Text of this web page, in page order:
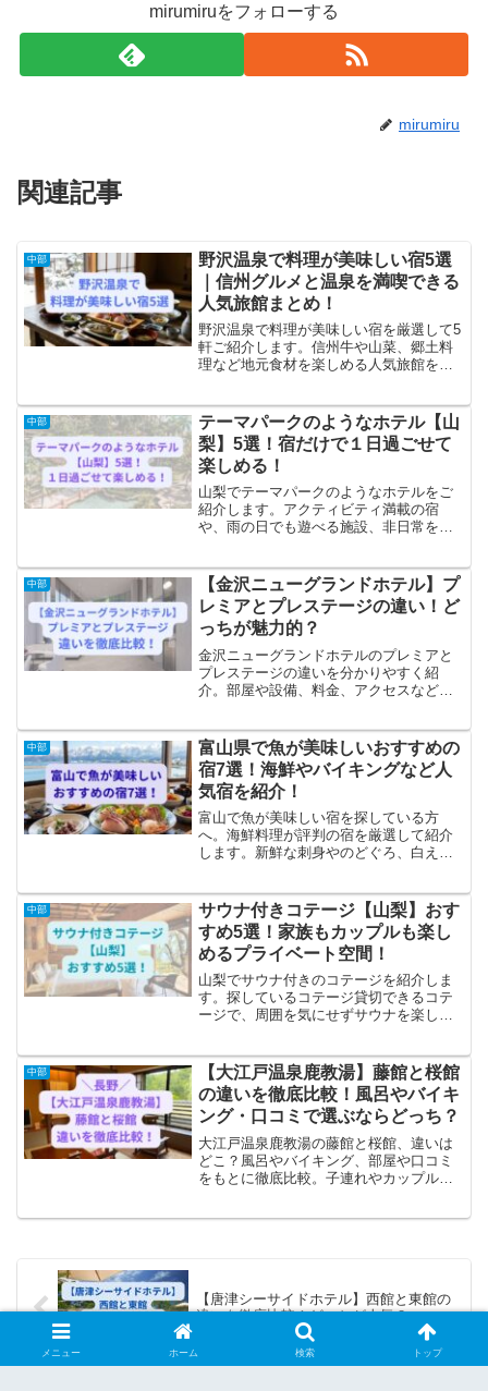
mirumiruをフォローする
mirumiru
関連記事
中部
野沢温泉で料理が美味しい宿5選
｜信州グルメと温泉を満喫できる
人気旅館まとめ！
野沢温泉で料理が美味しい宿を厳選して5
軒ご紹介します。信州牛や山菜、郷土料
理など地元食材を楽しめる人気旅館を中
喫したい方におすすめです。
中部
テーマパークのようなホテル【山
梨】5選！宿だけで１日過ごせて
楽しめる！
山梨でテーマパークのようなホテルをご
紹介します。アクティビティ満載の宿
や、雨の日でも遊べる施設、非日常を味
選びの参考にしてくださいね。お悩み・
雨の日でも子供が飽きずに過...
中部
【金沢ニューグランドホテル】プ
レミアとプレステージの違い！ど
っちが魅力的？
金沢ニューグランドホテルのプレミアと
プレステージの違いを分かりやすく紹
介。部屋や設備、料金、アクセスなどを
中部
富山県で魚が美味しいおすすめの
宿7選！海鮮やバイキングなど人
気宿を紹介！
富山で魚が美味しい宿を探している方
へ。海鮮料理が評判の宿を厳選して紹介
します。新鮮な刺身やのどぐろ、白えび
中部
サウナ付きコテージ【山梨】おす
すめ5選！家族もカップルも楽し
めるプライベート空間！
山梨でサウナ付きのコテージを紹介しま
す。探しているコテージ貸切できるコテ
ージで、周囲を気にせずサウナを楽しみ
れる場所を探しているホテルがたくさん
あると迷ってしまいます...
中部
【大江戸温泉鹿教湯】藤館と桜館
の違いを徹底比較！風呂やバイキ
ング・口コミで選ぶならどっち？
大江戸温泉鹿教湯の藤館と桜館、違いは
どこ？風呂やバイキング、部屋や口コミ
をもとに徹底比較。子連れやカップルに
【唐津シーサイドホテル】西館と東館の
違いを徹底比較！どっちが人気？
メニュー ホーム 検索 トップ